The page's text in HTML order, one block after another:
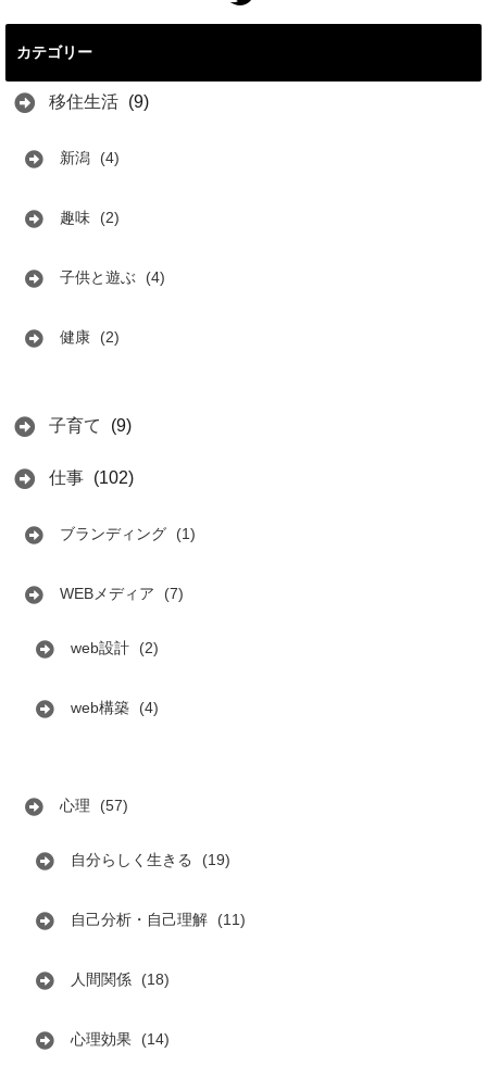
カテゴリー
移住生活 (9)
新潟 (4)
趣味 (2)
子供と遊ぶ (4)
健康 (2)
子育て (9)
仕事 (102)
ブランディング (1)
WEBメディア (7)
web設計 (2)
web構築 (4)
心理 (57)
自分らしく生きる (19)
自己分析・自己理解 (11)
人間関係 (18)
心理効果 (14)